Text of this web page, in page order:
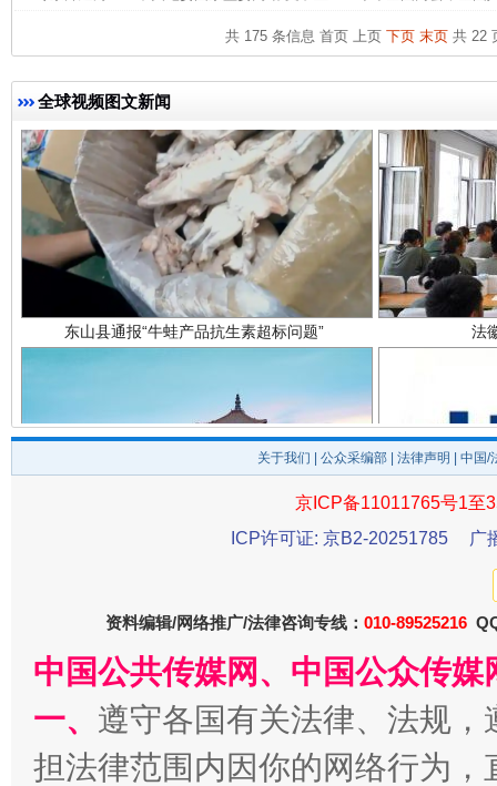
共 175 条信息 首页 上页 下页 末页共 22
全球视频图文新闻
东山县通报“牛蛙产品抗生素超标问题” 法
关于我们 公众采编部 法律声明 | 中国
京ICP备11011765号1至
ICP许可证: 京B2-20251785
广
资料编辑/网络推广/法律咨询专线： 010-89525216
中国公共传媒网、中国公众传
一、 遵守各国有关法律、法规
担法律范围内因你的网络行为